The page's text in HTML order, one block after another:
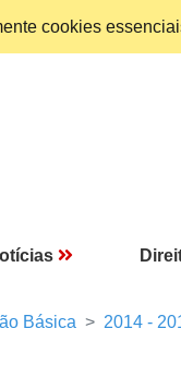
cookies
Básica 2014 -